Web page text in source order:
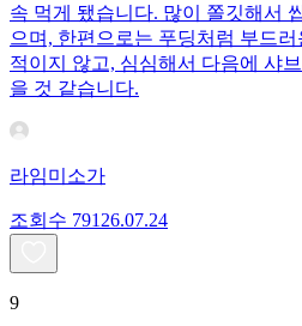
속 먹게 됐습니다. 많이 쫄깃해서
으며, 한편으로는 푸딩처럼 부드
적이지 않고, 심심해서 다음에 샤
을 것 같습니다.
라임미소가
조회수 791 26.07.24
9